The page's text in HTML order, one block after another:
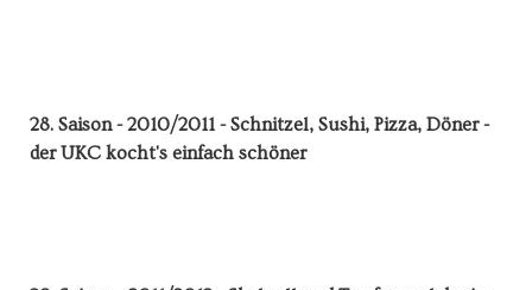
28. Saison - 2010/2011 - Schnitzel, Sushi, Pizza, Döner -
der UKC kocht's einfach schöner